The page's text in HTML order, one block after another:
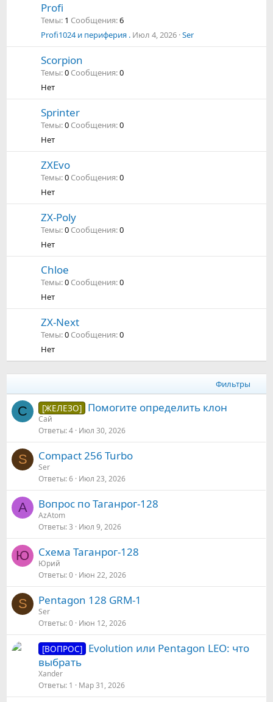
Profi
Темы 1 Сообщения 6
Profi1024 и периферия . Июл 4, 2026 Ser
Scorpion
Темы 0 Сообщения 0
Нет
Sprinter
Темы 0 Сообщения 0
Нет
ZXEvo
Темы 0 Сообщения 0
Нет
ZX-Poly
Темы 0 Сообщения 0
Нет
Chloe
Темы 0 Сообщения 0
Нет
ZX-Next
Темы 0 Сообщения 0
Нет
Фильтры
С [ЖЕЛЕЗО] Помогите определить клон
Сай
Ответы 4 Июл 30, 2026
S Compact 256 Turbo
Ser
Ответы 6 Июл 23, 2026
A Вопрос по Таганрог-128
AzAtom
Ответы 3 Июл 9, 2026
Ю Схема Таганрог-128
Юрий
Ответы 0 Июн 22, 2026
S Pentagon 128 GRM-1
Ser
Ответы 0 Июн 12, 2026
[ВОПРОС] Evolution или Pentagon LEO: что
выбрать
Xander
Ответы 1 Мар 31, 2026